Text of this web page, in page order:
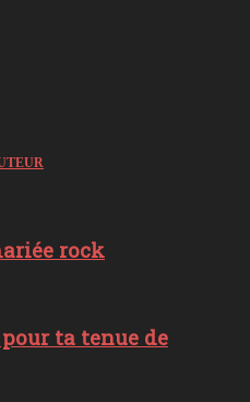
rock
ta tenue de